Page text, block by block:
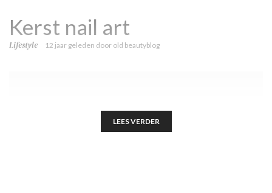
Kerst nail art
Lifestyle 12 jaar geleden door old beautyblog
LEES VERDER